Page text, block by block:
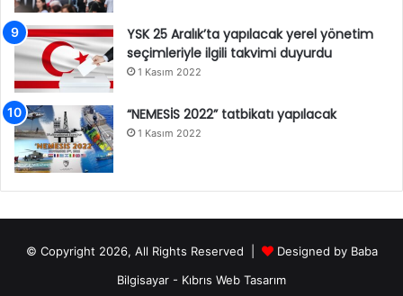
YSK 25 Aralık’ta yapılacak yerel yönetim
seçimleriyle ilgili takvimi duyurdu
1 Kasım 2022
“NEMESİS 2022” tatbikatı yapılacak
1 Kasım 2022
© Copyright 2026, All Rights Reserved | Designed by Baba
Bilgisayar - Kıbrıs Web Tasarım